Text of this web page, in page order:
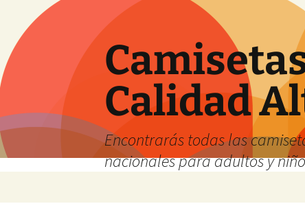
Calidad
Encontrarás todas las
nacionales para adultos y